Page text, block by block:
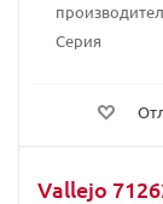
Серия
Vallejo